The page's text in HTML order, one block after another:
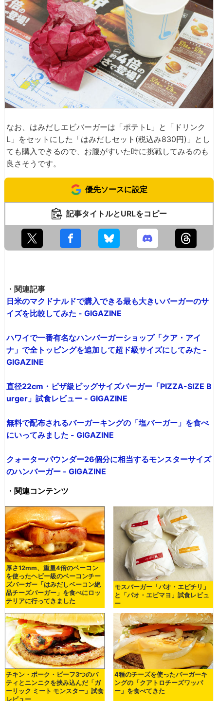
なお、はみだしエビバーガーは「ポテトL」と「ドリンク
L」をセットにした「はみだしセット(税込み830円)」とし
ても購入できるので、お腹がすいた時に挑戦してみるのも
良さそうです。
優先ソースに設定
記事タイトルとURLをコピー
・関連記事
日米のマクドナルドで購入できる最も大きいバーガーのサ
イズを比較してみた - GIGAZINE
ハワイで一番有名なハンバーガーショップ「クア・アイ
ナ」で全トッピングを追加して超ド級サイズにしてみた -
GIGAZINE
直径22cm・ピザ級ビッグサイズバーガー「PIZZA-SIZE B
urger」試食レビュー - GIGAZINE
無料で配布されるバーガーキングの「塩バーガー」を食べ
にいってみました - GIGAZINE
クォーターパウンダー26個分に相当するモンスターサイズ
のハンバーガー - GIGAZINE
・関連コンテンツ
厚さ12mm、重量4倍のベーコン
を使ったヘビー級のベーコンチー
ズバーガー「はみだしベーコン絶
品チーズバーガー」を食べにロッ
テリアに行ってきました
モスバーガー「パオ・エビチリ」
と「パオ・エビマヨ」試食レビュ
ー
チキン・ポーク・ビーフ3つのパ
ティとニンニクを挟み込んだ「ガ
ーリック ミート モンスター」試食
レビュー
4種のチーズを使ったバーガーキ
ングの「クアトロチーズワッパ
ー」を食べてきた